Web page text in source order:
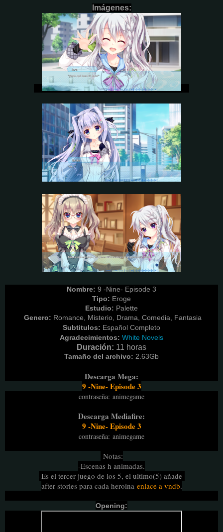
Imágenes:
Nombre: 9 -Nine- Episode 3
Tipo: Eroge
Estudio: Palette
Genero: Romance, Misterio, Drama, Comedia, Fantasia
Subtitulos: Español Completo
Agradecimientos: White Novels
Duración: 11 horas
Tamaño del archivo: 2.63Gb
Descarga Mega:
9 -Nine- Episode 3
contraseña: animegame
Descarga Mediafire:
9 -Nine- Episode 3
contraseña: animegame
Notas:
-Escenas h animadas.
-Es el tercer juego de los 5, el ultimo(5) añade
after stories para cada heroina enlace a vndb.
Opening: